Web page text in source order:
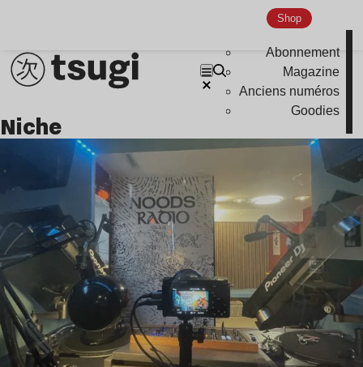
Shop
Abonnement
Magazine
Anciens numéros
Goodies
niche